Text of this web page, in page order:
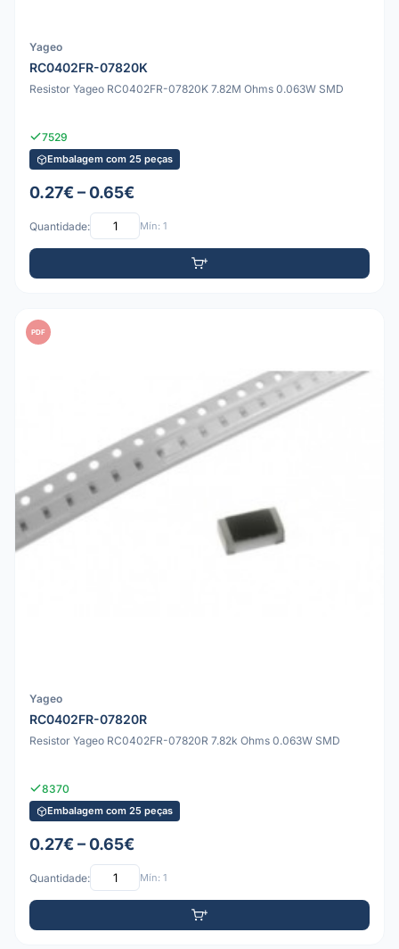
Yageo
RC0402FR-07820K
Resistor Yageo RC0402FR-07820K 7.82M Ohms 0.063W SMD
7529
Embalagem com 25 peças
0.27€ – 0.65€
Quantidade: Mín: 1
PDF
Yageo
RC0402FR-07820R
Resistor Yageo RC0402FR-07820R 7.82k Ohms 0.063W SMD
8370
Embalagem com 25 peças
0.27€ – 0.65€
Quantidade: Mín: 1